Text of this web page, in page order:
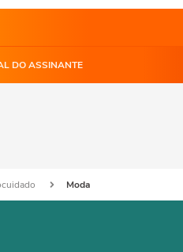
DO ASSINANTE
Moda